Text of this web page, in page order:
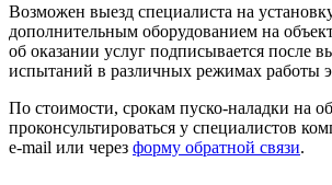
Возможен выезд специалиста на
дополнительным оборудованием на
об оказании услуг подписывается после
испытаний в различных режимах работы
По стоимости, срокам пуско-наладки на
проконсультироваться у специалистов
e-mail или через форму обратной связи.